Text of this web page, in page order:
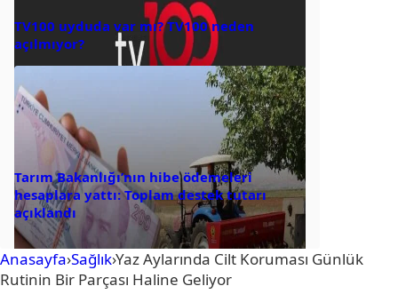
TV100 uyduda var mı? TV100 neden
açılmıyor?
Tarım Bakanlığı’nın hibe ödemeleri
hesaplara yattı: Toplam destek tutarı
açıklandı
Anasayfa›Sağlık›Yaz Aylarında Cilt Koruması Günlük
Rutinin Bir Parçası Haline Geliyor